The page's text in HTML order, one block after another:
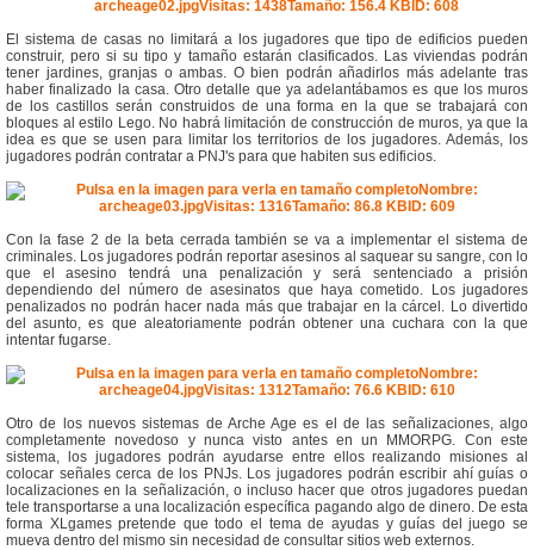
El sistema de casas no limitará a los jugadores que tipo de edificios pueden
construir, pero si su tipo y tamaño estarán clasificados. Las viviendas podrán
tener jardines, granjas o ambas. O bien podrán añadirlos más adelante tras
haber finalizado la casa. Otro detalle que ya adelantábamos es que los muros
de los castillos serán construidos de una forma en la que se trabajará con
bloques al estilo Lego. No habrá limitación de construcción de muros, ya que la
idea es que se usen para limitar los territorios de los jugadores. Además, los
jugadores podrán contratar a PNJ's para que habiten sus edificios.
Con la fase 2 de la beta cerrada también se va a implementar el sistema de
criminales. Los jugadores podrán reportar asesinos al saquear su sangre, con lo
que el asesino tendrá una penalización y será sentenciado a prisión
dependiendo del número de asesinatos que haya cometido. Los jugadores
penalizados no podrán hacer nada más que trabajar en la cárcel. Lo divertido
del asunto, es que aleatoriamente podrán obtener una cuchara con la que
intentar fugarse.
Otro de los nuevos sistemas de Arche Age es el de las señalizaciones, algo
completamente novedoso y nunca visto antes en un MMORPG. Con este
sistema, los jugadores podrán ayudarse entre ellos realizando misiones al
colocar señales cerca de los PNJs. Los jugadores podrán escribir ahí guías o
localizaciones en la señalización, o incluso hacer que otros jugadores puedan
tele transportarse a una localización específica pagando algo de dinero. De esta
forma XLgames pretende que todo el tema de ayudas y guías del juego se
mueva dentro del mismo sin necesidad de consultar sitios web externos.